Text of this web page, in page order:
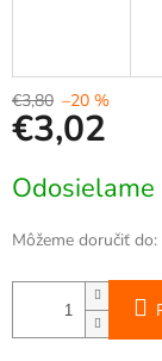
€3,80 –20 %
€3,02
cena:
Môžeme doručiť do: